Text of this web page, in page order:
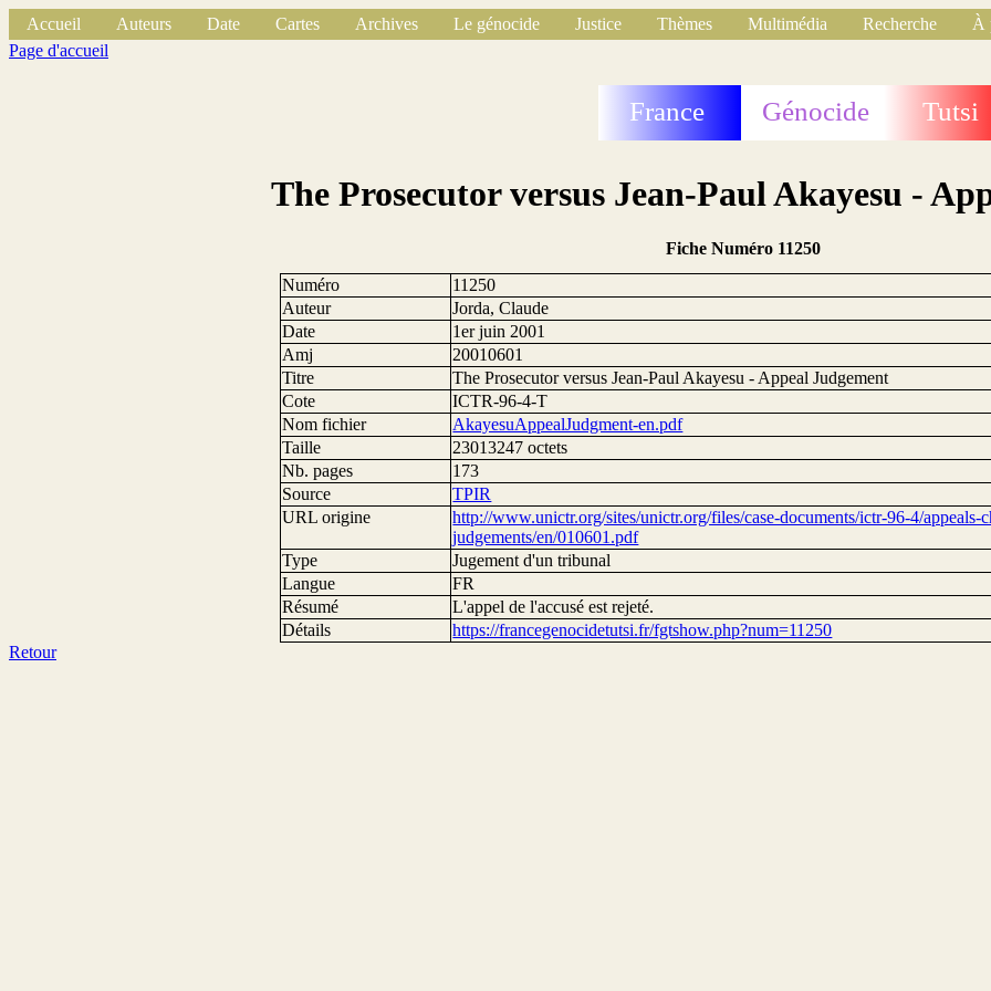
Accueil Auteurs Date Cartes Archives Le génocide Justice Thèmes Multimédia Recherche
À
Page d'accueil
France Génocide Tutsi
The Prosecutor versus Jean-Paul Akayesu -
Fiche Numéro 11250
Numéro
11250
Auteur
Jorda, Claude
Date
1er juin 2001
Amj
20010601
Titre
The Prosecutor versus Jean-Paul Akayesu - Appeal Judgement
Cote
ICTR-96-4-T
Nom fichier
AkayesuAppealJudgment-en.pdf
Taille
23013247 octets
Nb. pages
173
Source
TPIR
URL origine
http://www.unictr.org/sites/unictr.org/files/case-documents/ictr-96-4/appeals-
judgements/en/010601.pdf
Type
Jugement d'un tribunal
Langue
FR
Résumé
L'appel de l'accusé est rejeté.
Détails
https://francegenocidetutsi.fr/fgtshow.php?num=11250
Retour